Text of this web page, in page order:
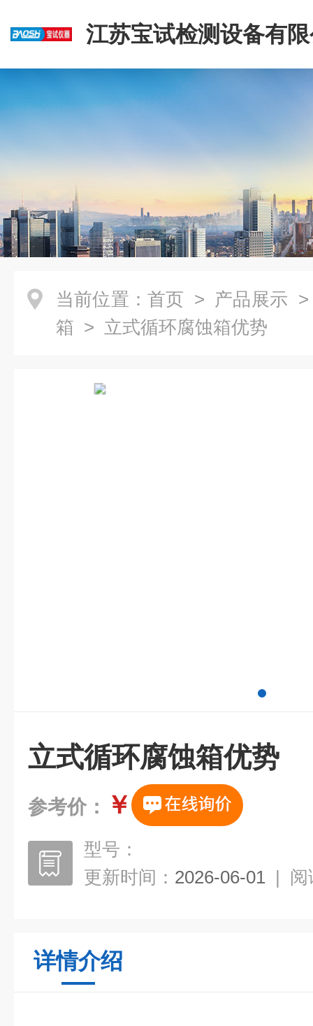
江苏宝试检测设备有
当前位置： 首页 > 产品展示
箱 > 立式循环腐蚀箱优势
立式循环腐蚀箱优势
参考价： ￥
型号：
更新时间： 2026-06-01 | 阅
详情介绍